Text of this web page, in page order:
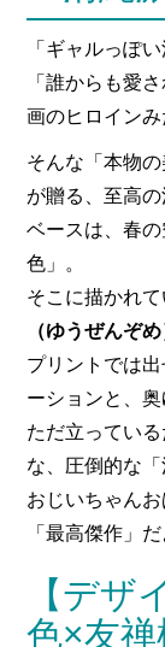
「ギャルっぽ
「誰からも愛
画のヒロイン
そんな「本物
が贈る、至高の
ベースは、春
色」。
そこに描かれ
（ゆうぜんぞ
プリントでは
ーションと、奥
ただ立ってい
な、圧倒的な「
おじいちゃん
「最高傑作」
【デザ
色×友